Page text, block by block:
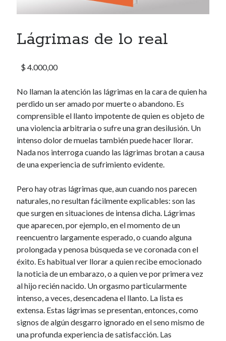
Comentarios recientes
Alejandra Leuze
mirtaenComentarios
Miguel Rincon RuizenComentarios
Lágrimas de lo real
$4.000,00
No llaman la atención las lágrimas en la cara de quien ha
perdido un ser amado por muerte o abandono. Es
comprensible el llanto impotente de quien es objeto de
una violencia arbitraria o sufre una gran desilusión. Un
intenso dolor de muelas también puede hacer llorar.
Nada nos interroga cuando las lágrimas brotan a causa
de una experiencia de sufrimiento evidente.
Pero hay otras lágrimas que, aun cuando nos parecen
naturales, no resultan fácilmente explicables: son las
que surgen en situaciones de intensa dicha. Lágrimas
que aparecen, por ejemplo, en el momento de un
reencuentro largamente esperado, o cuando alguna
prolongada y penosa búsqueda se ve coronada con el
éxito. Es habitual ver llorar a quien recibe emocionado
la noticia de un embarazo, o a quien ve por primera vez
al hijo recién nacido. Un orgasmo particularmente
intenso, a veces, desencadena el llanto. La lista es
extensa. Estas lágrimas se presentan, entonces, como
signos de algún desgarro ignorado en el seno mismo de
una profunda experiencia de satisfacción. Las